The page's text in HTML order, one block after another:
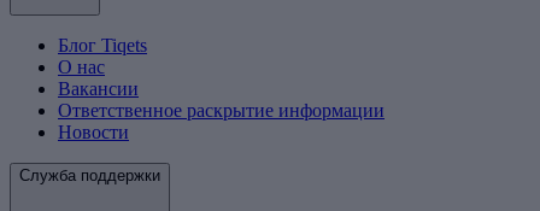
Блог Tiqets
О нас
Вакансии
Ответственное раскрытие информации
Новости
Служба поддержки